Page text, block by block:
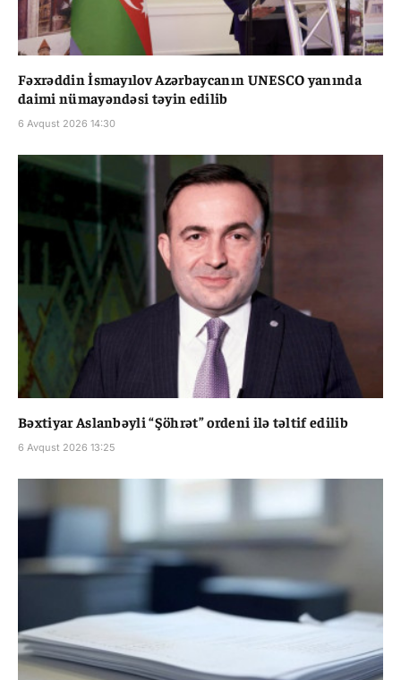
Fəxrəddin İsmayılov Azərbaycanın UNESCO yanında
daimi nümayəndəsi təyin edilib
6 Avqust 2026 14:30
Bəxtiyar Aslanbəyli “Şöhrət” ordeni ilə təltif edilib
6 Avqust 2026 13:25